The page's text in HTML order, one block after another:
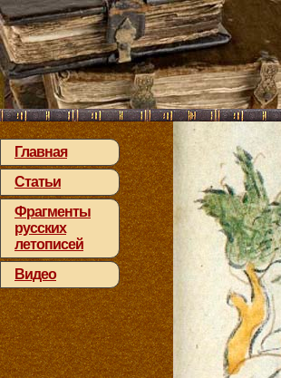
Главная
Статьи
Фрагменты
русских
летописей
Видео